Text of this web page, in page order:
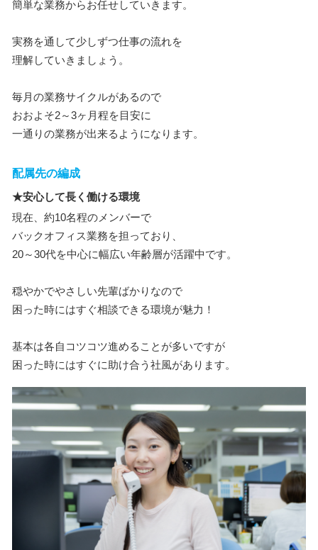
簡単な業務からお任せしていきます。
実務を通して少しずつ仕事の流れを
理解していきましょう。
毎月の業務サイクルがあるので
おおよそ2～3ヶ月程を目安に
一通りの業務が出来るようになります。
配属先の編成
★安心して長く働ける環境
現在、約10名程のメンバーで
バックオフィス業務を担っており、
20～30代を中心に幅広い年齢層が活躍中です。
穏やかでやさしい先輩ばかりなので
困った時にはすぐ相談できる環境が魅力！
基本は各自コツコツ進めることが多いですが
困った時にはすぐに助け合う社風があります。